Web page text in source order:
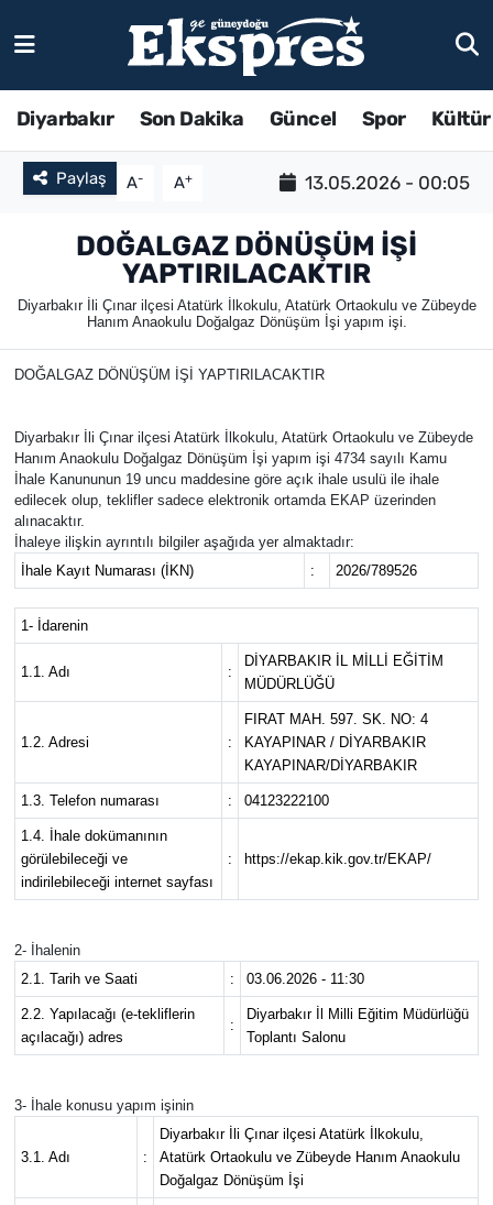
Diyarbakır Son Dakika Güncel Spor
Paylaş A- A+ 13.05.2026 - 00:05
DOĞALGAZ DÖNÜŞÜM İŞİ
YAPTIRILACAKTIR
Diyarbakır İli Çınar ilçesi Atatürk İlkokulu, Atatürk Ortaokulu ve Zübeyde
Hanım Anaokulu Doğalgaz Dönüşüm İşi yapım işi.
DOĞALGAZ DÖNÜŞÜM İŞİ YAPTIRILACAKTIR
Diyarbakır İli Çınar ilçesi Atatürk İlkokulu, Atatürk Ortaokulu ve Zübeyde
Hanım Anaokulu Doğalgaz Dönüşüm İşi yapım işi 4734 sayılı Kamu
İhale Kanununun 19 uncu maddesine göre açık ihale usulü ile ihale
edilecek olup, teklifler sadece elektronik ortamda EKAP üzerinden
alınacaktır.
İhaleye ilişkin ayrıntılı bilgiler aşağıda yer almaktadır:
İhale Kayıt Numarası (İKN)
: 2026/789526
1- İdarenin
1.1. Adı :
DİYARBAKIR İL MİLLİ EĞİTİM
MÜDÜRLÜĞÜ
1.2. Adresi :
FIRAT MAH. 597. SK. NO: 4
KAYAPINAR / DİYARBAKIR
KAYAPINAR/DİYARBAKIR
1.3. Telefon numarası : 04123222100
1.4. İhale dokümanının
görülebileceği ve
indirilebileceği internet sayfası
: https://ekap.kik.gov.tr/EKAP/
2- İhalenin
2.1. Tarih ve Saati
: 03.06.2026 - 11:30
2.2. Yapılacağı (e-tekliflerin
açılacağı) adres
:
Diyarbakır İl Milli Eğitim Müdürlüğü
Toplantı Salonu
3- İhale konusu yapım işinin
3.1. Adı :
Diyarbakır İli Çınar ilçesi Atatürk İlkokulu,
Atatürk Ortaokulu ve Zübeyde Hanım Anaokulu
Doğalgaz Dönüşüm İşi